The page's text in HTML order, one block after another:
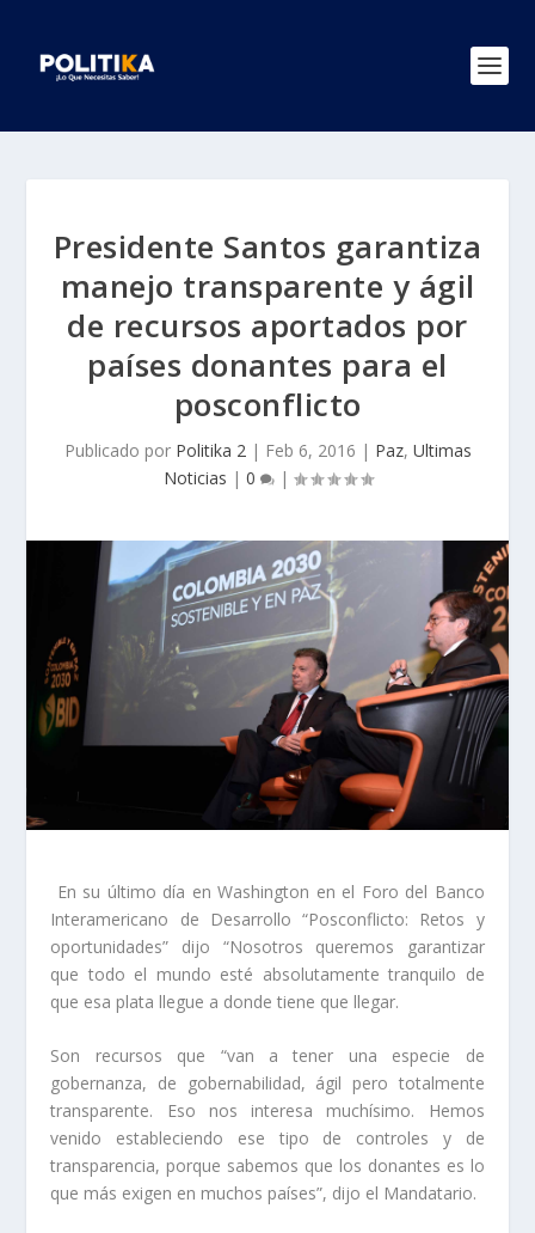
Presidente Santos garantiza
manejo transparente y ágil
de recursos aportados por
países donantes para el
posconflicto
Publicado por Politika 2| Feb 6, 2016 | Paz, Ultimas
Noticias | 0 |
En su último día en Washington en el Foro del Banco
Interamericano de Desarrollo “Posconflicto: Retos y
oportunidades” dijo “Nosotros queremos garantizar
que todo el mundo esté absolutamente tranquilo de
que esa plata llegue a donde tiene que llegar.
Son recursos que “van a tener una especie de
gobernanza, de gobernabilidad, ágil pero totalmente
transparente. Eso nos interesa muchísimo. Hemos
venido estableciendo ese tipo de controles y de
transparencia, porque sabemos que los donantes es lo
que más exigen en muchos países”, dijo el Mandatario.